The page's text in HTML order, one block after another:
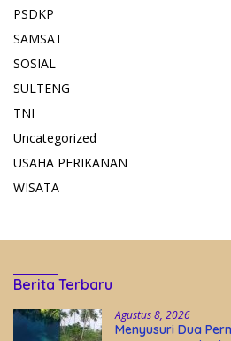
PSDKP
SAMSAT
SOSIAL
SULTENG
TNI
Uncategorized
USAHA PERIKANAN
WISATA
Berita Terbaru
Agustus 8, 2026
Menyusuri Dua